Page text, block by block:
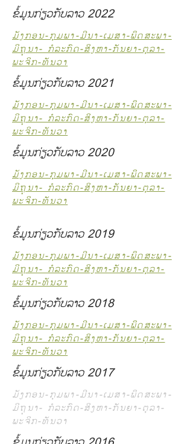
ຂໍ້ມູນກ່ຽວກັບລາວ 2022
ມັງກອນ-ກຸມພາ-ມີນາ-ເມສາ-ພຶດສະພາ-
ມິຖຸນາ- ກໍລະກົດ-ສິງຫາ-ກັນຍາ-ຕຸລາ-
ພະຈິກ-ທັນວາ
ຂໍ້ມູນກ່ຽວກັບລາວ 2021
ມັງກອນ-ກຸມພາ-ມີນາ-ເມສາ-ພຶດສະພາ-
ມິຖຸນາ- ກໍລະກົດ-ສິງຫາ-ກັນຍາ-ຕຸລາ-
ພະຈິກ-ທັນວາ
ຂໍ້ມູນກ່ຽວກັບລາວ 2020
ມັງກອນ-ກຸມພາ-ມີນາ-ເມສາ-ພຶດສະພາ-
ມິຖຸນາ- ກໍລະກົດ-ສິງຫາ-ກັນຍາ-ຕຸລາ-
ພະຈິກ-ທັນວາ
ຂໍ້ມູນກ່ຽວກັບລາວ 2019
ມັງກອນ-ກຸມພາ-ມີນາ-ເມສາ-ພຶດສະພາ-
ມິຖຸນາ- ກໍລະກົດ-ສິງຫາ-ກັນຍາ-ຕຸລາ-
ພະຈິກ-ທັນວາ
ຂໍ້ມູນກ່ຽວກັບລາວ 2018
ມັງກອນ-ກຸມພາ-ມີນາ-ເມສາ-ພຶດສະພາ-
ມິຖຸນາ- ກໍລະກົດ-ສິງຫາ-ກັນຍາ-ຕຸລາ-
ພະຈິກ-ທັນວາ
ຂໍ້ມູນກ່ຽວກັບລາວ 2017
ມັງກອນ-ກຸມພາ-ມີນາ-ເມສາ-ພຶດສະພາ-
ມິຖຸນາ- ກໍລະກົດ-ສິງຫາ-ກັນຍາ-ຕຸລາ-
ພະຈິກ-ທັນວາ